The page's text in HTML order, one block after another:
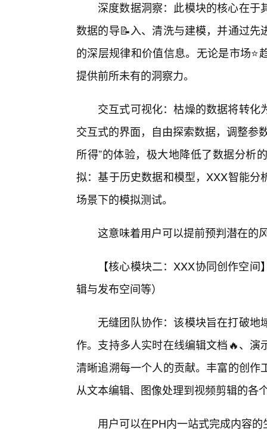
深度数据洞察：此模块的核心在
数据的导📝入、清洗与建模，并通过
的深层规律和价值信息。无论是市场
提供前所未有的洞察力。
交互式可视化：枯燥的数据将转
交互式的界面，自由探索数据，调整参
所得”的体验，极大地降低了数据分析
拟：基于历史数据和模型，XXX智能
场景下的模拟测试。
这意味着用户可以提前预判潜在的
【核心模块二：XXX协同创作空
辑与发布空间等）
无缝团队协作：该模块旨在打破
作。支持多人实时在线编辑文档🔥、
清晰追溯每一个人的贡献。丰富的创
从文本编辑、图像处理到视频剪辑的各
用户可以在PH内一站式完成内容